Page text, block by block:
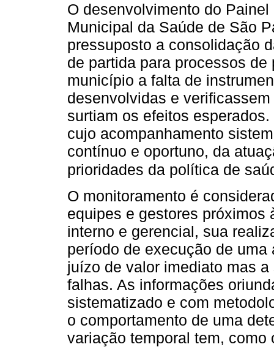
O desenvolvimento do
Municipal da Saúde de São
pressuposto a consolidação
de partida para processos
município a falta de
desenvolvidas e
surtiam os efeitos
cujo acompanhamento
contínuo e oportuno, da
prioridades da política de
O monitoramento é
equipes e gestores próximos
interno e gerencial, sua
período de execução de
juízo de valor imediato mas
falhas. As informações
sistematizado e com
o comportamento de uma
variação temporal tem,